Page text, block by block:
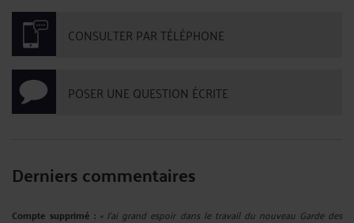
CONSULTER PAR TÉLÉPHONE
POSER UNE QUESTION ÉCRITE
Derniers commentaires
Compte supprimé : « J'ai grand espoir dans le travail du nouveau Garde des